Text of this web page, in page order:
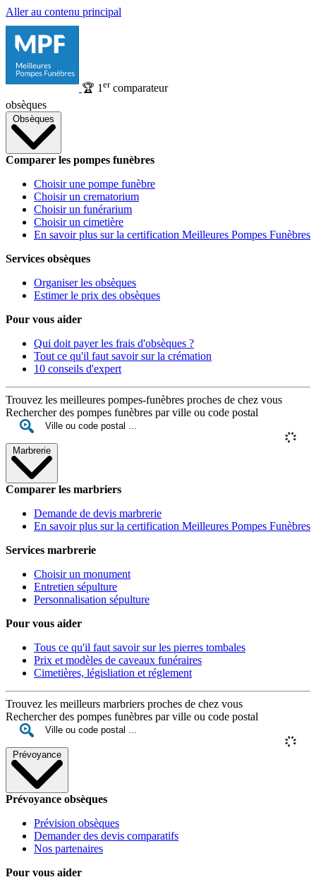
Aller au contenu principal
🏆 1 ercomparateur
obsèques
Obsèques
Comparer les pompes funèbres
Choisir une pompe funèbre
Choisir un crematorium
Choisir un funérarium
Choisir un cimetière
En savoir plus sur la certification Meilleures Pompes Funèbres
Services obsèques
Organiser les obsèques
Estimer le prix des obsèques
Pour vous aider
Qui doit payer les frais d'obsèques ?
Tout ce qu'il faut savoir sur la crémation
10 conseils d'expert
Trouvez les meilleures pompes-funèbres proches de chez vous
Rechercher des pompes funèbres par ville ou code postal
Marbrerie
Comparer les marbriers
Demande de devis marbrerie
En savoir plus sur la certification Meilleures Pompes Funèbres
Services marbrerie
Choisir un monument
Entretien sépulture
Personnalisation sépulture
Pour vous aider
Tous ce qu'il faut savoir sur les pierres tombales
Prix et modèles de caveaux funéraires
Cimetières, législiation et réglement
Trouvez les meilleurs marbriers proches de chez vous
Rechercher des pompes funèbres par ville ou code postal
Prévoyance
Prévoyance obsèques
Prévision obsèques
Demander des devis comparatifs
Nos partenaires
Pour vous aider